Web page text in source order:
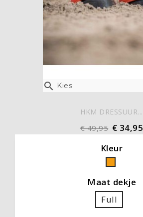
 Kies
HKM DRESSUUR...
€ 49,95 € 34,95
Kleur
Oranje
Maat dekje
Full